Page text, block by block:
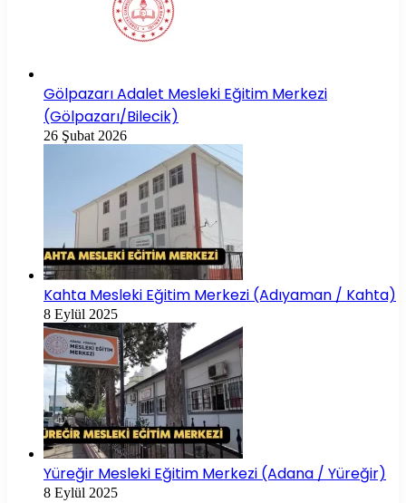
Gölpazarı Adalet Mesleki Eğitim Merkezi
(Gölpazarı/Bilecik)
26 Şubat 2026
Kahta Mesleki Eğitim Merkezi (Adıyaman / Kahta)
8 Eylül 2025
Yüreğir Mesleki Eğitim Merkezi (Adana / Yüreğir)
8 Eylül 2025